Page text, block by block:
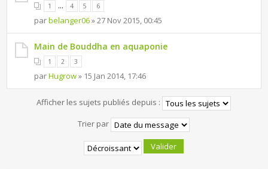
1 ... 4 5 6
parbelanger06» 27 Nov 2015, 00:45
Main de Bouddha en aquaponie
1 2 3
parHugrow» 15 Jan 2014, 17:46
Afficher les sujets publiés depuis :
Trier par